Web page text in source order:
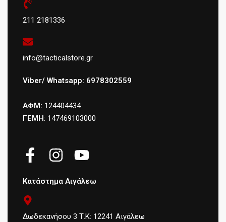
211 2181336
info@tacticalstore.gr
Viber/ Whatsapp: 6978302559
ΑΦΜ: 124404434
ΓΕΜΗ: 147469103000
Κατάστημα Αιγάλεω
Δωδεκανήσου 3 Τ.Κ: 12241 Αιγάλεω